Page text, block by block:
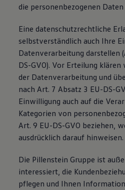
die personenbezogenen
Eine datenschutzrechtliche
selbstverständlich auch Ihre
Datenverarbeitung darstellen
DS-GVO). Vor Erteilung
der Datenverarbeitung und
nach Art. 7 Absatz 3 EU-DS-
Einwilligung auch auf die
Kategorien von
Art. 9 EU-DS-GVO beziehen,
ausdrücklich darauf hinweisen.
Die Pillenstein Gruppe ist
interessiert, die
pflegen und Ihnen